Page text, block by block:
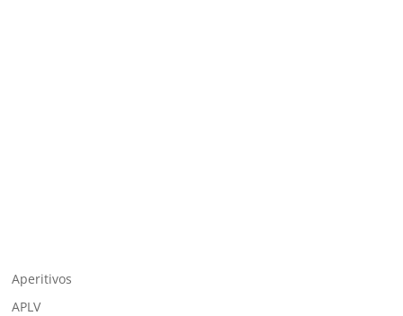
Aperitivos
APLV